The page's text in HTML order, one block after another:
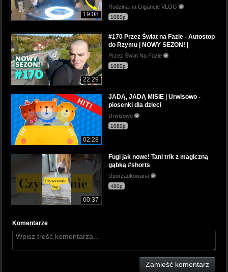
19:08
Rodzina na Gigancie VLOG
1080p
22:29
#170 Przez Świat na Fazie - Autostop
do Rzymu | NOWY SEZON! |
Przez Świat Na Fazie
1080p
02:28
JADĄ, JADĄ MISIE | Urwisowo -
piosenki dla dzieci
Urwisowo
1080p
00:37
Fugi jak nowe! Tani trik z magiczną
gąbką #shorts
Uporzadkowana
480p
Komentarze
Zamieść komentarz